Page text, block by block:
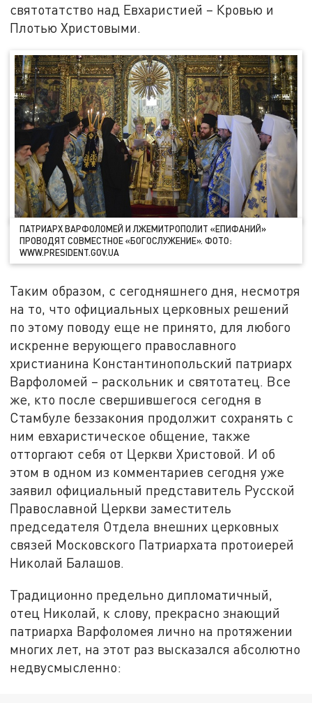
святотатство над Евхаристией – Кровью и
Плотью Христовыми.
ПАТРИАРХ ВАРФОЛОМЕЙ И ЛЖЕМИТРОПОЛИТ «ЕПИФАНИЙ»
ПРОВОДЯТ СОВМЕСТНОЕ «БОГОСЛУЖЕНИЕ». ФОТО:
WWW.PRESIDENT.GOV.UA
Таким образом, с сегодняшнего дня, несмотря
на то, что официальных церковных решений
по этому поводу еще не принято, для любого
искренне верующего православного
христианина Константинопольский патриарх
Варфоломей – раскольник и святотатец. Все
же, кто после свершившегося сегодня в
Стамбуле беззакония продолжит сохранять с
ним евхаристическое общение, также
отторгают себя от Церкви Христовой. И об
этом в одном из комментариев сегодня уже
заявил официальный представитель Русской
Православной Церкви заместитель
председателя Отдела внешних церковных
связей Московского Патриархата протоиерей
Николай Балашов.
Традиционно предельно дипломатичный,
отец Николай, к слову, прекрасно знающий
патриарха Варфоломея лично на протяжении
многих лет, на этот раз высказался абсолютно
недвусмысленно: